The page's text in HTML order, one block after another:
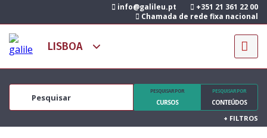
info@galileu.pt
+351 21 361 22 00
Chamada de rede fixa nacional
PESQUISAR POR
CURSOS
PESQUISAR POR
CONTEÚDOS
+ FILTROS